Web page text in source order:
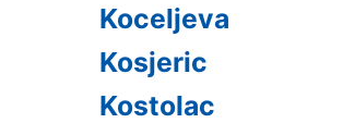
Koceljeva
Kosjeric
Kostolac